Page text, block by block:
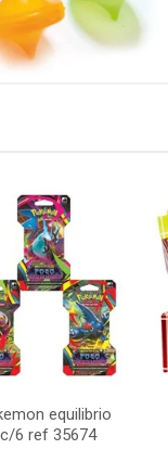
equilibrio
6 ref 35674